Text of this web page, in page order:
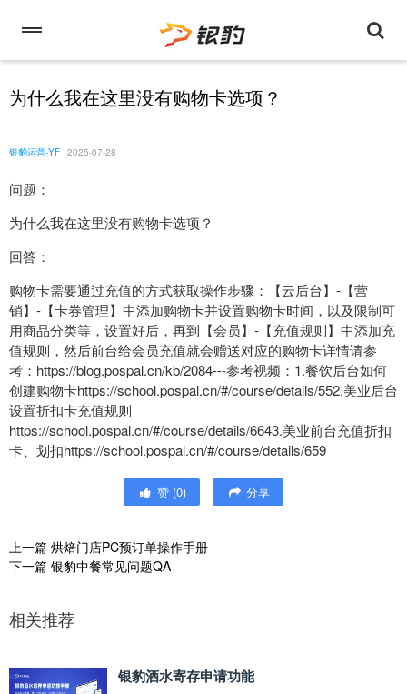
为什么我在这里没有购物卡选项？
银豹运营-YF 2025-07-28
问题：
为什么我在这里没有购物卡选项？
回答：
购物卡需要通过充值的方式获取操作步骤：【云后台】-【营
销】-【卡券管理】中添加购物卡并设置购物卡时间，以及限制可
用商品分类等，设置好后，再到【会员】-【充值规则】中添加充
值规则，然后前台给会员充值就会赠送对应的购物卡详情请参
考：https://blog.pospal.cn/kb/2084---参考视频：1.餐饮后台如何
创建购物卡https://school.pospal.cn/#/course/details/552.美业后台
设置折扣卡充值规则
https://school.pospal.cn/#/course/details/6643.美业前台充值折扣
卡、划扣https://school.pospal.cn/#/course/details/659
赞 (0) 分享
上一篇 烘焙门店PC预订单操作手册
下一篇 银豹中餐常见问题QA
相关推荐
银豹酒水寄存申请功能